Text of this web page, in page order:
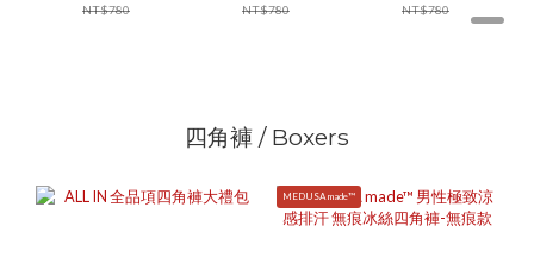
NT$780 NT$780 NT$780
四角褲 / Boxers
MEDUSA made™